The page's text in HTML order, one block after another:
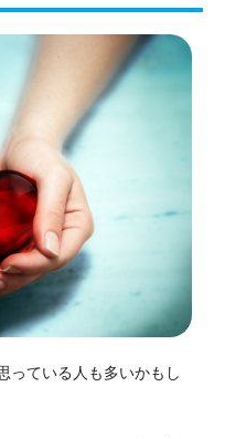
っている人も多いかもし